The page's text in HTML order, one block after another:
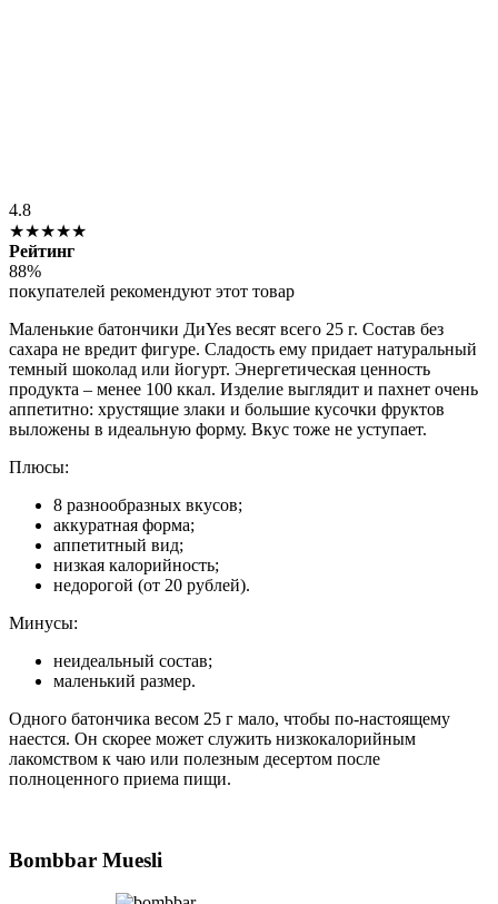
4.8
★★★★★
Рейтинг
88%
покупателей рекомендуют этот товар
Маленькие батончики ДиYes весят всего 25 г. Состав без
сахара не вредит фигуре. Сладость ему придает натуральный
темный шоколад или йогурт. Энергетическая ценность
продукта – менее 100 ккал. Изделие выглядит и пахнет очень
аппетитно: хрустящие злаки и большие кусочки фруктов
выложены в идеальную форму. Вкус тоже не уступает.
Плюсы:
8 разнообразных вкусов;
аккуратная форма;
аппетитный вид;
низкая калорийность;
недорогой (от 20 рублей).
Минусы:
неидеальный состав;
маленький размер.
Одного батончика весом 25 г мало, чтобы по-настоящему
наестся. Он скорее может служить низкокалорийным
лакомством к чаю или полезным десертом после
полноценного приема пищи.
Bombbar Muesli